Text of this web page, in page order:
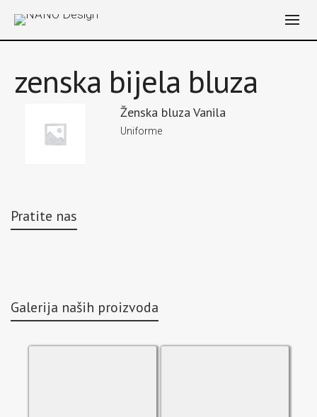
zenska bijela bluza
Ženska bluza Vanila
Uniforme
Pratite nas
Galerija naših proizvoda